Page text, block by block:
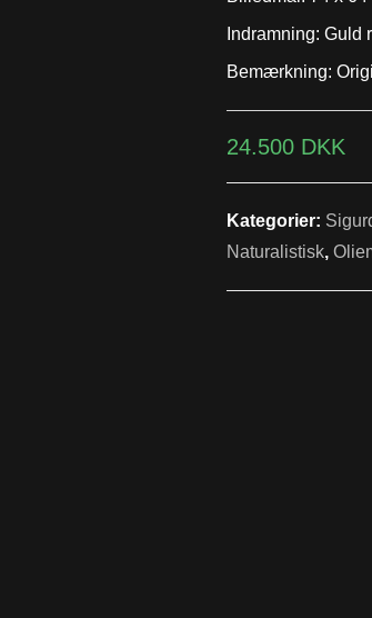
Indramning: Guld
Bemærkning:
24.500 DKK
Kategorier:
Naturalistisk,